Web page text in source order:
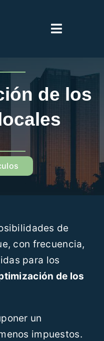
Toggle
de los
de
con frecuencia,
para los
de los
un
impuestos.